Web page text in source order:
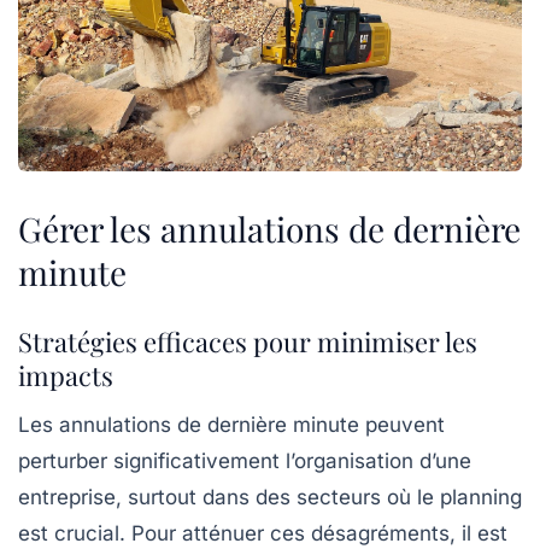
Gérer les annulations de dernière
minute
Stratégies efficaces pour minimiser les
impacts
Les annulations de dernière minute peuvent
perturber significativement l’organisation d’une
entreprise, surtout dans des secteurs où le planning
est crucial. Pour atténuer ces désagréments, il est